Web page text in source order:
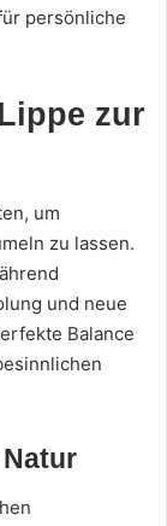
persönliche
zur
um
zu lassen.
und neue
Balance